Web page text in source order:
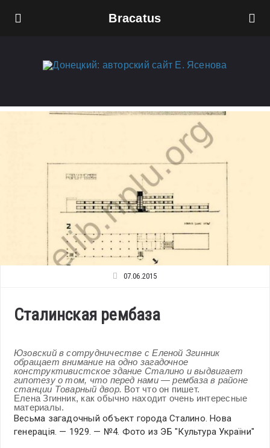
Bracatus
07.06.2015
Сталинская рембаза
Юзовский в сотрудничестве с Еленой Згинник
обращает внимание на одно загадочное
конструктивистское здание Сталино и выдвигает
гипотезу о том, что перед нами — рембаза в районе
станции Товарный двор. Вот что он пишет.
Елена Згинник, как обычно находит очень интересные
материалы.
Весьма загадочный объект города Сталино. Нова
генерація. — 1929. — №4. Фото из ЭБ "Культура України"